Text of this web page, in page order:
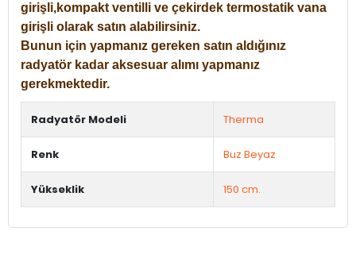
girişli,kompakt ventilli ve çekirdek termostatik vana
girişli olarak satın alabilirsiniz.
Bunun için yapmanız gereken satın aldığınız
radyatör kadar aksesuar alımı yapmanız
gerekmektedir.
Radyatör Modeli Therma
Renk Buz Beyaz
Yükseklik 150 cm.